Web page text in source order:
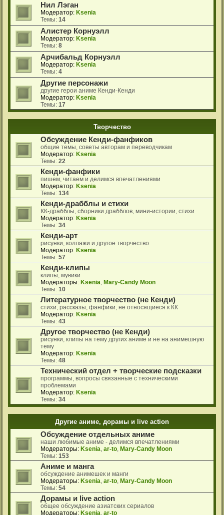
Нил Лэган
Модератор: Ksenia
Темы: 14
Алистер Корнуэлл
Модератор: Ksenia
Темы: 8
Арчибальд Корнуэлл
Модератор: Ksenia
Темы: 4
Другие персонажи
другие герои аниме Кенди-Кенди
Модератор: Ksenia
Темы: 17
Творчество
Обсуждение Кенди-фанфиков
общие темы, советы авторам и переводчикам
Модератор: Ksenia
Темы: 22
Кенди-фанфики
пишем, читаем и делимся впечатлениями
Модератор: Ksenia
Темы: 134
Кенди-драбблы и стихи
КК-драбблы, сборники драбблов, мини-истории, стихи
Модератор: Ksenia
Темы: 34
Кенди-арт
рисунки, коллажи и другое творчество
Модератор: Ksenia
Темы: 57
Кенди-клипы
клипы, мувики
Модераторы: Ksenia Mary-Candy Moon
Темы: 10
Литературное творчество (не Кенди)
стихи, рассказы, фанфики, не относящиеся к КК
Модератор: Ksenia
Темы: 43
Другое творчество (не Кенди)
рисунки, клипы на тему других аниме и не на анимешную
тему
Модератор: Ksenia
Темы: 48
Технический отдел + творческие подсказки
программы, вопросы связанные с техническими
проблемами
Модератор: Ksenia
Темы: 34
Другие аниме, дорамы и live action
Обсуждение отдельных аниме
наши любимые аниме - делимся впечатлениями
Модераторы: Ksenia ar-to Mary-Candy Moon
Темы: 153
Аниме и манга
обсуждение анимешек и манги
Модераторы: Ksenia ar-to Mary-Candy Moon
Темы: 54
Дорамы и live action
общее обсуждение азиатских сериалов
Модераторы: Ksenia ar-to